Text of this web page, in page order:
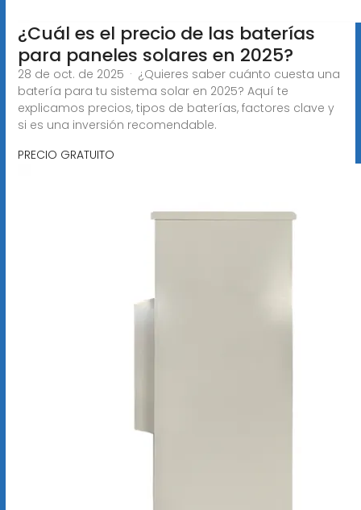
¿Cuál es el precio de las baterías
para paneles solares en 2025?
28 de oct. de 2025 · ¿Quieres saber cuánto cuesta una
batería para tu sistema solar en 2025? Aquí te
explicamos precios, tipos de baterías, factores clave y
si es una inversión recomendable.
PRECIO GRATUITO